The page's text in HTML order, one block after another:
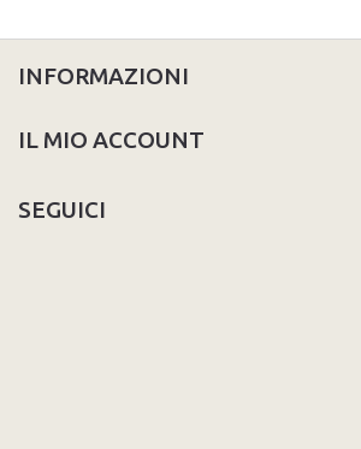
INFORMAZIONI
IL MIO ACCOUNT
SEGUICI